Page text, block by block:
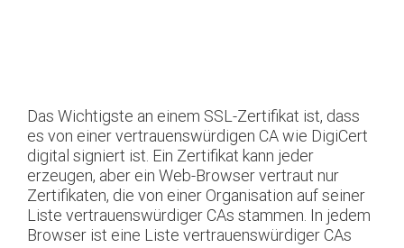
Das Wichtigste an einem SSL-Zertifikat ist, dass
es von einer vertrauenswürdigen CA wie DigiCert
digital signiert ist. Ein Zertifikat kann jeder
erzeugen, aber ein Web-Browser vertraut nur
Zertifikaten, die von einer Organisation auf seiner
Liste vertrauenswürdiger CAs stammen. In jedem
Browser ist eine Liste vertrauenswürdiger CAs